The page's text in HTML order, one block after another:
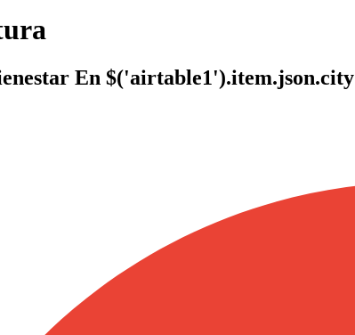
En $('airtable1').item.json.city